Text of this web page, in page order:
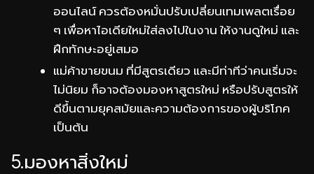
ออนไลน์ ควรต้องหมั่นปรับเปลี่ยนเทมเพลตเรื่อย
ๆ เพื่อหาไอเดียใหม่ใส่ลงไปในงาน ให้งานดูใหม่ และ
ฝึกทักษะอยู่เสมอ
แม่ค้าขายขนม ที่มีสูตรเดียว และมีท่าทีว่าคนเริ่มจะ
ไม่นิยม ก็อาจต้องมองหาสูตรใหม่ หรือปรับสูตรให้
ดีขึ้นตามยุคสมัยและความต้องการของผู้บริโภค
เป็นต้น
5.มองหาสิ่งใหม่